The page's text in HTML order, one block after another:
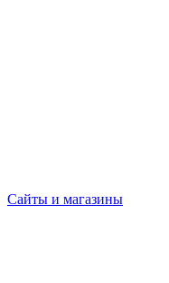
Сайты и магазины